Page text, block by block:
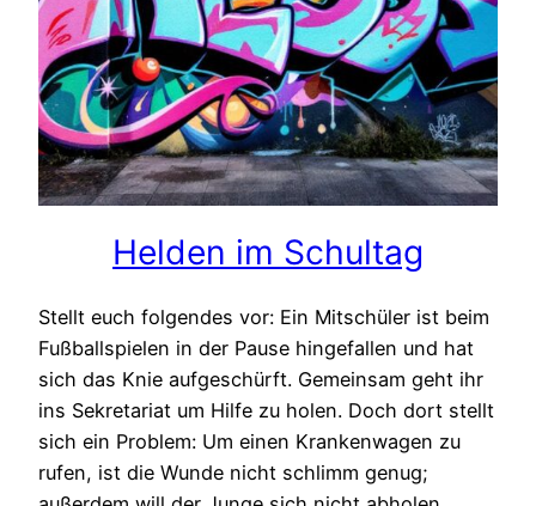
Helden im Schultag
Stellt euch folgendes vor: Ein Mitschüler ist beim
Fußballspielen in der Pause hingefallen und hat
sich das Knie aufgeschürft. Gemeinsam geht ihr
ins Sekretariat um Hilfe zu holen. Doch dort stellt
sich ein Problem: Um einen Krankenwagen zu
rufen, ist die Wunde nicht schlimm genug;